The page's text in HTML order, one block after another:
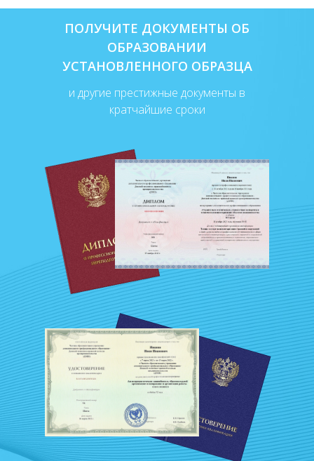
и другие престижные документы в
кратчайшие сроки
ПОЛУЧИТЕ ДОКУМЕНТЫ ОБ
ОБРАЗОВАНИИ
УСТАНОВЛЕННОГО ОБРАЗЦА